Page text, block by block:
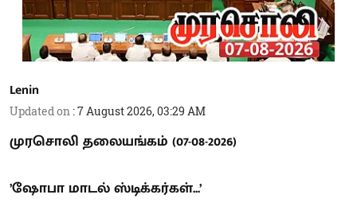
Lenin
Updated on :7 August 2026, 03:29 AM
முரசொலி தலையங்கம் (07-08-2026)
’ஷோபா மாடல் ஸ்டிக்கர்கள்...’